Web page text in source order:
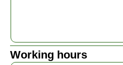
Working hours